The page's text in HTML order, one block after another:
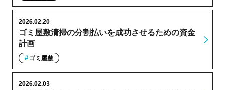
ゴミ屋敷清掃の分割払いを成功させるための資金
計画
2026.02.20
ゴミ屋敷
2026.02.03